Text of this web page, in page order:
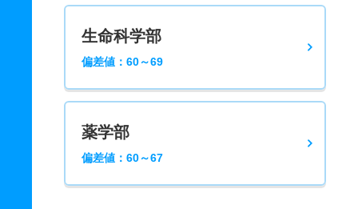
生命科学部
偏差値：60～69
薬学部
偏差値：60～67